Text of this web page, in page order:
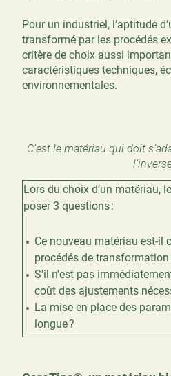
Pour un industriel, l’aptitude
transformé par les procédés
critère de choix aussi
caractéristiques techniques,
environnementales.
C’est le matériau qui doit
Lors du choix d’un matériau,
poser 3 questions :
Ce nouveau matériau est-il
procédés de transformation
S’il n’est pas
coût des ajustements
La mise en place des
longue ?